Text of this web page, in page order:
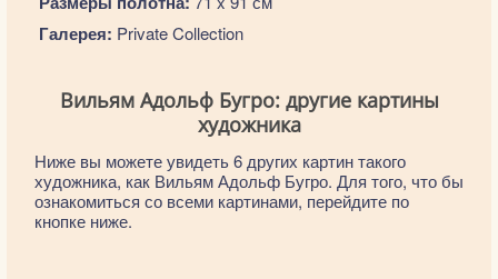
Галерея: Private Collection
Вильям Адольф Бугро: другие картины
художника
Ниже вы можете увидеть 6 других картин такого
художника, как Вильям Адольф Бугро. Для того, что бы
ознакомиться со всеми картинами, перейдите по
кнопке ниже.